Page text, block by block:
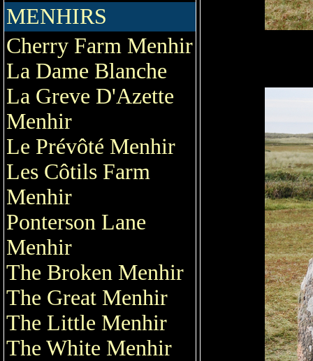
MENHIRS
Cherry Farm Menhir
La Dame Blanche
La Greve D'Azette
Menhir
Le Prévôté Menhir
Les Côtils Farm
Menhir
Ponterson Lane
Menhir
The Broken Menhir
The Great Menhir
The Little Menhir
The White Menhir